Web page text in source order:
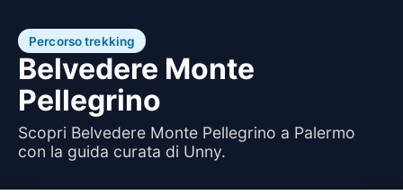
Percorso trekking
Belvedere Monte
Pellegrino
Scopri Belvedere Monte Pellegrino a Palermo
con la guida curata di Unny.